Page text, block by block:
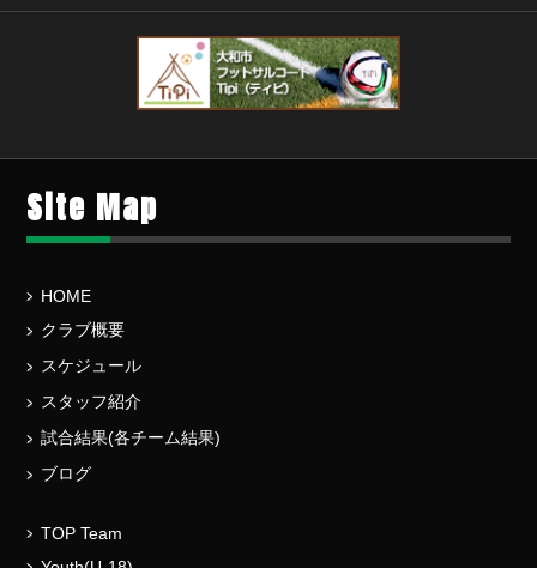
Site Map
HOME
クラブ概要
スケジュール
スタッフ紹介
試合結果(各チーム結果)
ブログ
TOP Team